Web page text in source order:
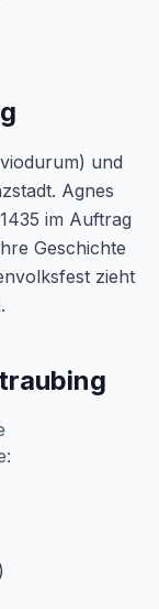
und
Agnes
im Auftrag
Geschichte
zieht